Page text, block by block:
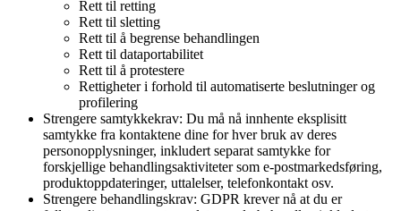
Rett til retting
Rett til sletting
Rett til å begrense behandlingen
Rett til dataportabilitet
Rett til å protestere
Rettigheter i forhold til automatiserte beslutninger og
profilering
Strengere samtykkekrav: Du må nå innhente eksplisitt
samtykke fra kontaktene dine for hver bruk av deres
personopplysninger, inkludert separat samtykke for
forskjellige behandlingsaktiviteter som e-postmarkedsføring,
produktoppdateringer, uttalelser, telefonkontakt osv.
Strengere behandlingskrav: GDPR krever nå at du er